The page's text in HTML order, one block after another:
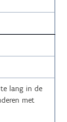
lang in de
met